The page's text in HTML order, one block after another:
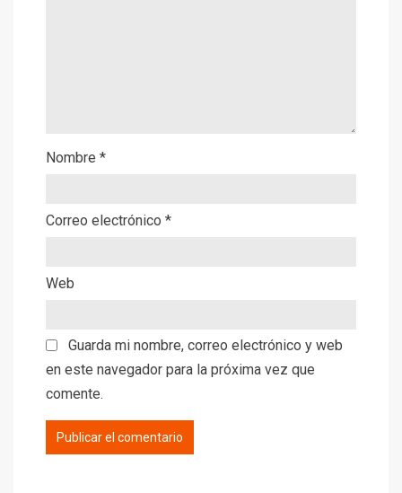
Nombre *
Correo electrónico *
Web
Guarda mi nombre, correo electrónico y web
en este navegador para la próxima vez que
comente.